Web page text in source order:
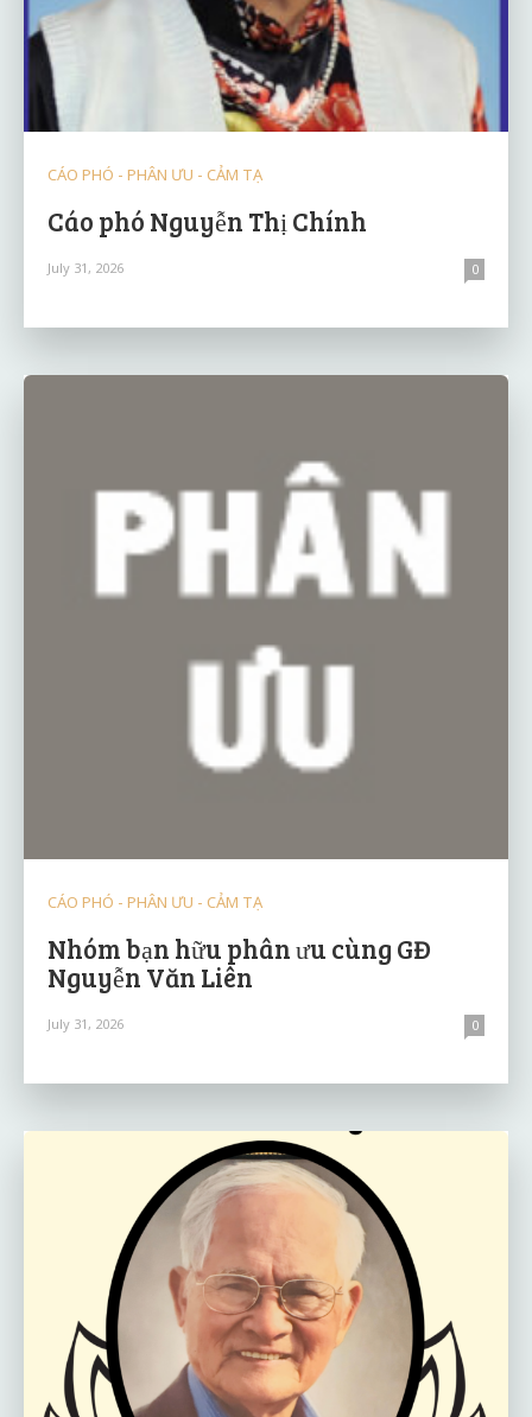
CÁO PHÓ - PHÂN ƯU - CẢM TẠ
Cáo phó Nguyễn Thị Chính
July 31, 2026 0
CÁO PHÓ - PHÂN ƯU - CẢM TẠ
Nhóm bạn hữu phân ưu cùng GĐ
Nguyễn Văn Liên
July 31, 2026 0